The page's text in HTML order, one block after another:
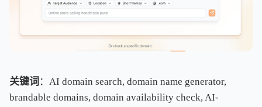
关键词 ：AI domain search, domain name generator,
brandable domains, domain availability check, AI-